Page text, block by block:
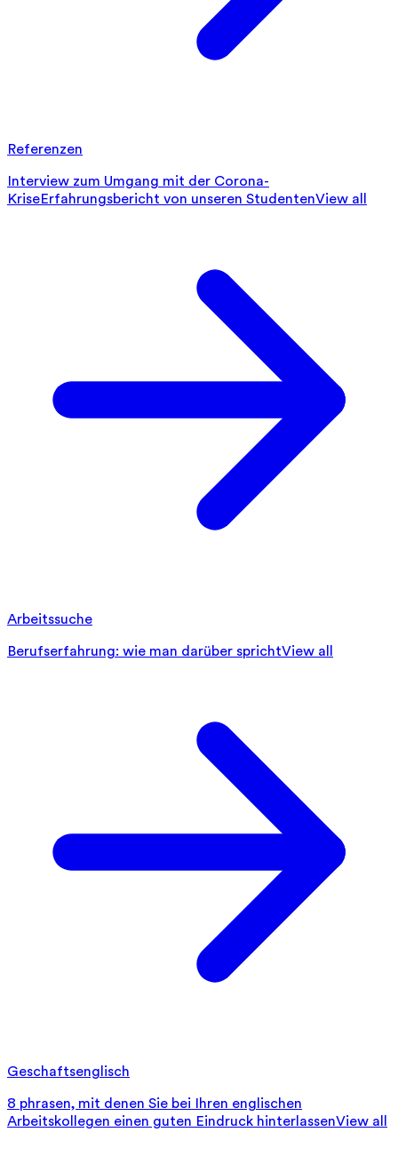
Referenzen
Interview zum Umgang mit der Corona-
KriseErfahrungsbericht von unseren StudentenView all
Arbeitssuche
Berufserfahrung: wie man darüber sprichtView all
Geschaftsenglisch
8 phrasen, mit denen Sie bei Ihren englischen
Arbeitskollegen einen guten Eindruck hinterlassenView all